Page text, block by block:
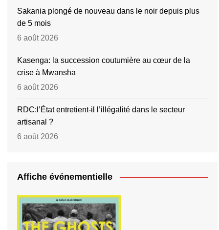
Sakania plongé de nouveau dans le noir depuis plus
de 5 mois
6 août 2026
Kasenga: la succession coutumière au cœur de la
crise à Mwansha
6 août 2026
RDC:l’État entretient-il l’illégalité dans le secteur
artisanal ?
6 août 2026
Affiche événementielle